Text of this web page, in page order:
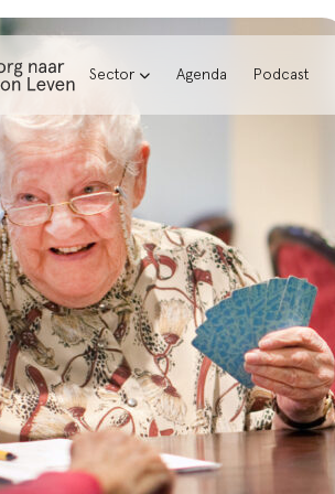
Sector Agenda Podcast